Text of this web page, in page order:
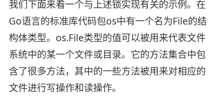
我们下面来看一个与上述锁实现有关的示例。在
Go语言的标准库代码包os中有一个名为File的结
构体类型。os.File类型的值可以被用来代表文件
系统中的某一个文件或目录。它的方法集合中包
含了很多方法，其中的一些方法被用来对相应的
文件进行写操作和读操作。